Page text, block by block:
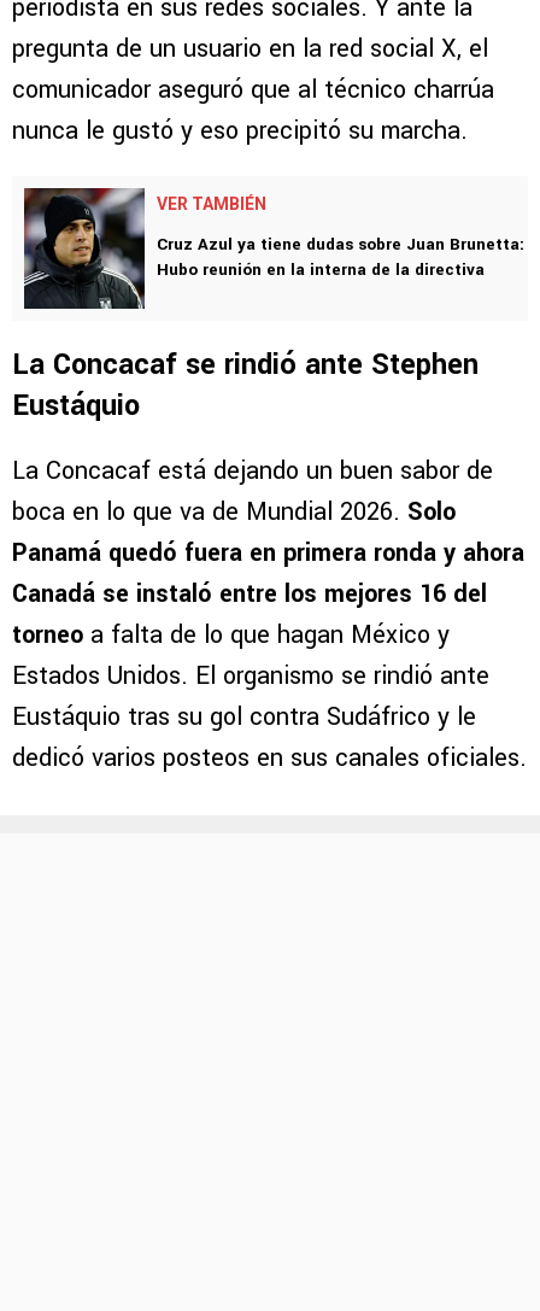
periodista en sus redes sociales. Y ante la
pregunta de un usuario en la red social X, el
comunicador aseguró que al técnico charrúa
nunca le gustó y eso precipitó su marcha.
VER TAMBIÉN
Cruz Azul ya tiene dudas sobre Juan Brunetta:
Hubo reunión en la interna de la directiva
La Concacaf se rindió ante Stephen
Eustáquio
La Concacaf está dejando un buen sabor de
boca en lo que va de Mundial 2026. Solo
Panamá quedó fuera en primera ronda y ahora
Canadá se instaló entre los mejores 16 del
torneo a falta de lo que hagan México y
Estados Unidos. El organismo se rindió ante
Eustáquio tras su gol contra Sudáfrico y le
dedicó varios posteos en sus canales oficiales.